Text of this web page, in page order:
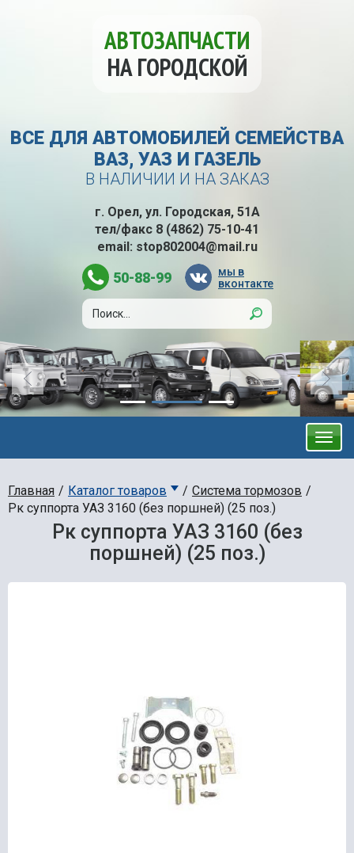
АВТОЗАПЧАСТИ
НА ГОРОДСКОЙ
ВСЕ ДЛЯ АВТОМОБИЛЕЙ СЕМЕЙСТВА
ВАЗ, УАЗ И ГАЗЕЛЬ
В НАЛИЧИИ И НА ЗАКАЗ
г. Орел, ул. Городская, 51А
тел/факс 8 (4862) 75-10-41
email: stop802004@mail.ru
50-88-99
мы в
вконтакте
Главная Каталог товаров
Система тормозов
Рк суппорта УАЗ 3160 (без поршней) (25 поз.)
Рк суппорта УАЗ 3160 (без
поршней) (25 поз.)